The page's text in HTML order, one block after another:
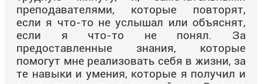
преподавателями, которые повторят,
если я что-то не услышал или объяснят,
если я что-то не понял. За
предоставленные знания, которые
помогут мне реализовать себя в жизни, за
те навыки и умения, которые я получил и